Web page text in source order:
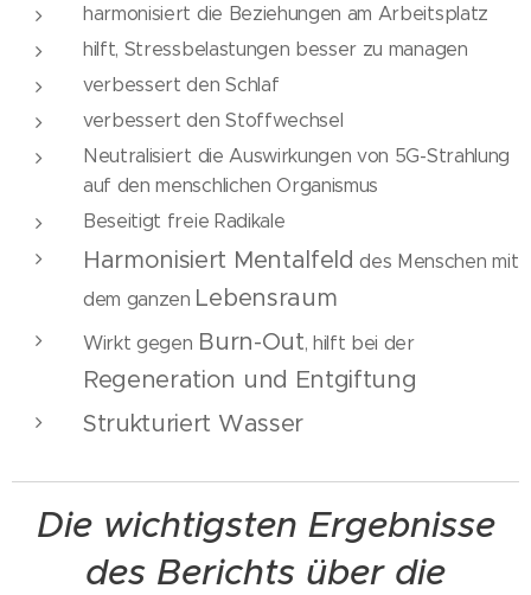
harmonisiert die Beziehungen am Arbeitsplatz
hilft, Stressbelastungen besser zu managen
verbessert den Schlaf
verbessert den Stoffwechsel
Neutralisiert die Auswirkungen von 5G-Strahlung
auf den menschlichen Organismus
Beseitigt freie Radikale
Harmonisiert Mentalfeld des Menschen mit
dem ganzen Lebensraum
Wirkt gegen Burn-Out, hilft bei der
Regeneration und Entgiftung
Strukturiert Wasser
Die wichtigsten Ergebnisse
des Berichts über die